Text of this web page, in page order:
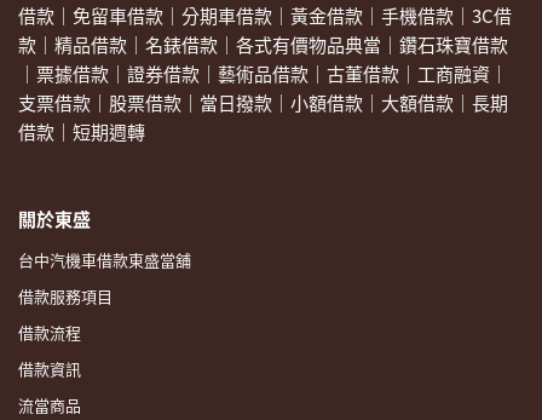
借款｜免留車借款｜分期車借款｜黃金借款｜手機借款｜3C借
款｜精品借款｜名錶借款｜各式有價物品典當｜鑽石珠寶借款
｜票據借款｜證券借款｜藝術品借款｜古董借款｜工商融資｜
支票借款｜股票借款｜當日撥款｜小額借款｜大額借款｜長期
借款｜短期週轉
關於東盛
台中汽機車借款東盛當舖
借款服務項目
借款流程
借款資訊
流當商品